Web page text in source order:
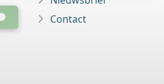
Contact